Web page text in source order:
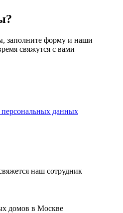
заполните форму и наши
свяжутся с вами
персональных данных
наш сотрудник
домов в Москве